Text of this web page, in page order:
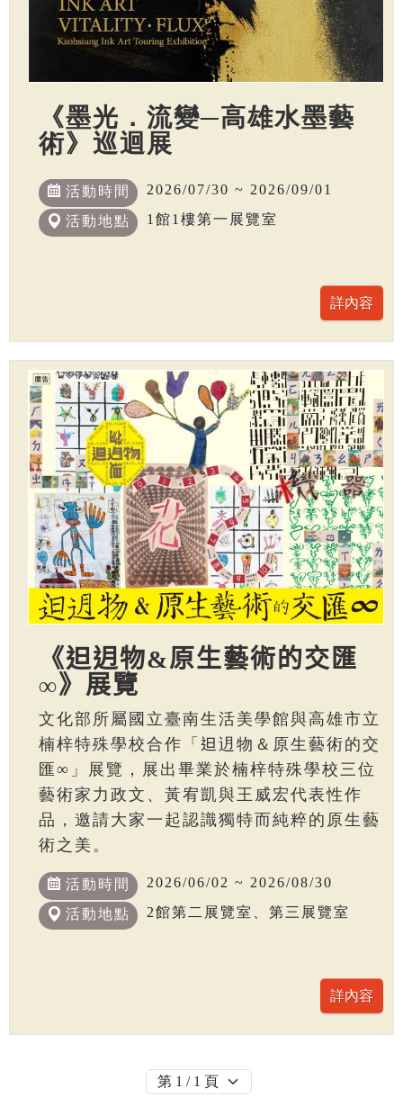
《墨光．流變─高雄水墨藝
術》巡迴展
活動時間 2026/07/30 ~ 2026/09/01
活動地點 1館1樓第一展覽室
《𨑨迌物&原生藝術的交匯
∞》展覽
文化部所屬國立臺南生活美學館與高雄市立
楠梓特殊學校合作「𨑨迌物＆原生藝術的交
匯∞」展覽，展出畢業於楠梓特殊學校三位
藝術家力政文、黃宥凱與王威宏代表性作
品，邀請大家一起認識獨特而純粹的原生藝
術之美。
活動時間 2026/06/02 ~ 2026/08/30
活動地點 2館第二展覽室、第三展覽室